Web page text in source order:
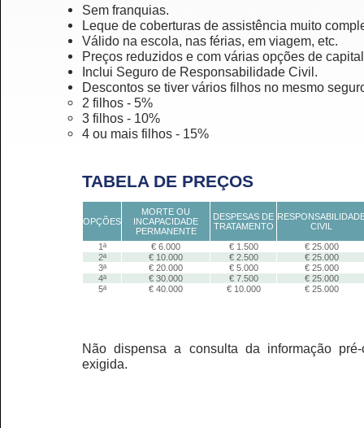
Sem franquias.
Leque de coberturas de assistência muito
Válido na escola, nas férias, em viagem, etc.
Preços reduzidos e com várias opções de
Inclui Seguro de Responsabilidade Civil.
Descontos se tiver vários filhos no mesmo
2 filhos - 5%
3 filhos - 10%
4 ou mais filhos - 15%
TABELA DE PREÇOS
OPÇÕES
MORTE OU
INCAPACIDADE
PERMANENTE
DESPESAS DE
TRATAMENTO
CIVIL
1ª € 6.000 € 1.500
€ 25.000
2ª
€ 10.000 € 2.500
€ 25.000
3ª
€ 20.000 € 5.000
€ 25.000
4ª
€ 30.000 € 7.500
€ 25.000
5ª
€ 40.000 € 10.000 € 25.000
Não dispensa a consulta da informação
exigida.